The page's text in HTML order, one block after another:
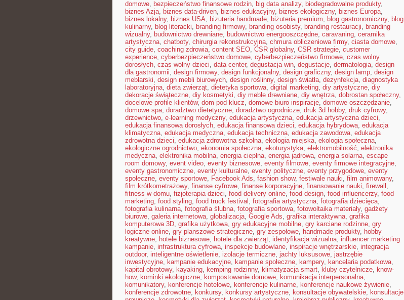
domowe, bezpieczeństwo finansowe rodzin, big data analizy, biodegradowalne produkty,
biznes Azja, biznes data-driven, biznes edukacyjny, biznes ekologiczny, biznes Europa,
biznes lokalny, biznes USA, bizuteria handmade, biżuteria premium, blog gastronomiczny, blog
kulinarny, blog literacki, branding firmowy, branding osobisty, branding restauracji, branding
wizualny, budownictwo drewniane, budownictwo energooszczędne, caravaning, ceramika
artystyczna, chatboty, chirurgia rekonstrukcyjna, chmura obliczeniowa firmy, ciasta domowe,
city guide, coaching zdrowia, content SEO, CSR globalny, CSR strategie, customer
experience, cyberbezpieczeństwo domowe, cyberbezpieczeństwo firmowe, czas wolny
dorosłych, czas wolny dzieci, data center, degustacja win, degustacje, dermatologia, design
dla gastronomii, design firmowy, design funkcjonalny, design graficzny, design lamp, design
meblarski, design mebli biurowych, design roślinny, design światła, dezynfekcja, diagnostyka
laboratoryjna, dieta zwierząt, dietetyka sportowa, digital marketing, diy artystyczne, diy
dekoracje świąteczne, diy kosmetyki, diy meble drewniane, diy wnętrza, dobrostan społeczny,
docelowe profile klientów, dom pod klucz, domowe biuro inspiracje, domowe oszczędzanie,
domowe spa, doradztwo dietetyczne, doradztwo ogrodnicze, druk 3d hobby, druk cyfrowy,
drzewnictwo, e-learning medyczny, edukacja artystyczna, edukacja artystyczna dzieci,
edukacja finansowa dorosłych, edukacja finansowa dzieci, edukacja hybrydowa, edukacja
klimatyczna, edukacja medyczna, edukacja techniczna, edukacja zawodowa, edukacja
zdrowotna dzieci, edukacja zdrowotna szkolna, ekologia miejska, ekologia społeczna,
ekologiczne ogrodnictwo, ekonomia społeczna, ekoturystyka, elektromobilność, elektronika
medyczna, elektronika mobilna, energia cieplna, energia jądrowa, energia solarna, escape
room domowy, event video, eventy biznesowe, eventy filmowe, eventy firmowe integracyjne,
eventy gastronomiczne, eventy kulturalne, eventy polityczne, eventy przygodowe, eventy
społeczne, eventy sportowe, Facebook Ads, fashion show, festiwale nauki, film animowany,
film krótkometrażowy, finanse cyfrowe, finanse korporacyjne, finansowanie nauki, firewall ,
fitness w domu, fizjoterapia dzieci, food delivery online, food design, food influencerzy, food
marketing, food styling, food truck festival , fotografia artystyczna, fotografia dziecięca,
fotografia kulinarna, fotografia ślubna, fotografia sportowa, fotowoltaika materiały, gadżety
biurowe, galeria internetowa, globalizacja, Google Ads, grafika interaktywna, grafika
komputerowa 3D, grafika użytkowa, gry edukacyjne mobilne, gry karciane rodzinne, gry
logiczne online, gry planszowe strategiczne, gry zespołowe, handmade produkty, hobby
kreatywne, hotele biznesowe, hotele dla zwierząt, identyfikacja wizualna, influencer marketing
kampanie, infrastruktura cyfrowa, inspekcje budowlane, inspiracje wnętrzarskie, integracja
outdoor, inteligentne oświetlenie, izolacje termiczne, jachty luksusowe, jastrzębie
inwestycyjne, kampanie edukacyjne, kampanie społeczne, kampery, kancelaria podatkowa,
kapitał obrotowy, kayaking, kemping rodzinny, klimatyzacja smart, kluby czytelnicze, know-
how, kominki ekologiczne, kompostowanie domowe, komunikacja interpersonalna,
komunikatory, konferencje hotelowe, konferencje kulinarne, konferencje naukowe żywienie,
konferencje zdrowotne, konkursy, konkursy artystyczne, konsultacje obywatelskie, konsultacje